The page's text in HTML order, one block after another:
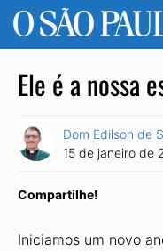
Ele é a nossa
Dom Edilson de
15 de janeiro de
Compartilhe!
Iniciamos um novo